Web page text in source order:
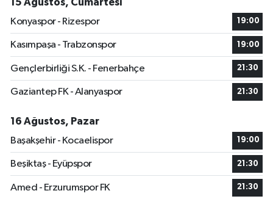
15 Ağustos, Cumartesi
Konyaspor - Rizespor
19:00
Kasımpaşa - Trabzonspor 19:00
Gençlerbirliği S.K. - Fenerbahçe 21:30
Gaziantep FK - Alanyaspor 21:30
16 Ağustos, Pazar
Başakşehir - Kocaelispor
19:00
Beşiktaş - Eyüpspor 21:30
Amed - Erzurumspor FK 21:30